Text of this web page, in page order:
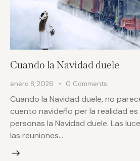
Cuando la Navidad duele
enero 8, 2026 0 Comments
Cuando la Navidad duele, no
cuento navideño per la realidad
personas la Navidad duele. Las
las reuniones…